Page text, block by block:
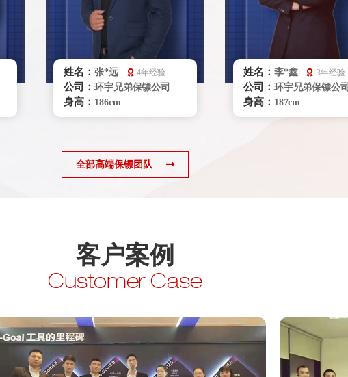
姓名： 张*远 4年经验
公司： 环宇兄弟保镖公司
身高： 186cm
体重：87kg
来源：空军部队
擅长：特种驾驶 商务礼仪、
姓名： 李*鑫 3年经验
公司： 环宇兄弟保镖公司
身高： 187cm
体重：83kg
全部高端保镖团队
客户案例
Customer Case